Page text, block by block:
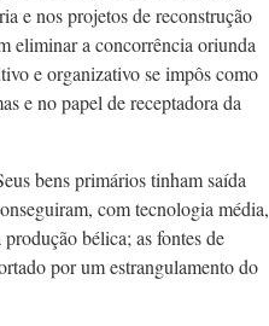
e nos projetos de reconstrução
eliminar a concorrência oriunda
e organizativo se impôs como
e no papel de receptadora da
bens primários tinham saída
com tecnologia média,
bélica; as fontes de
por um estrangulamento do